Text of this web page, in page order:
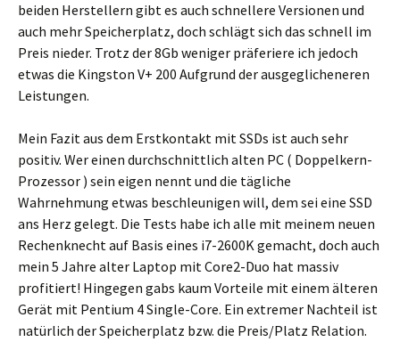
beiden Herstellern gibt es auch schnellere Versionen und
auch mehr Speicherplatz, doch schlägt sich das schnell im
Preis nieder. Trotz der 8Gb weniger präferiere ich jedoch
etwas die Kingston V+ 200 Aufgrund der ausgeglicheneren
Leistungen.
Mein Fazit aus dem Erstkontakt mit SSDs ist auch sehr
positiv. Wer einen durchschnittlich alten PC ( Doppelkern-
Prozessor ) sein eigen nennt und die tägliche
Wahrnehmung etwas beschleunigen will, dem sei eine SSD
ans Herz gelegt. Die Tests habe ich alle mit meinem neuen
Rechenknecht auf Basis eines i7-2600K gemacht, doch auch
mein 5 Jahre alter Laptop mit Core2-Duo hat massiv
profitiert! Hingegen gabs kaum Vorteile mit einem älteren
Gerät mit Pentium 4 Single-Core. Ein extremer Nachteil ist
natürlich der Speicherplatz bzw. die Preis/Platz Relation.